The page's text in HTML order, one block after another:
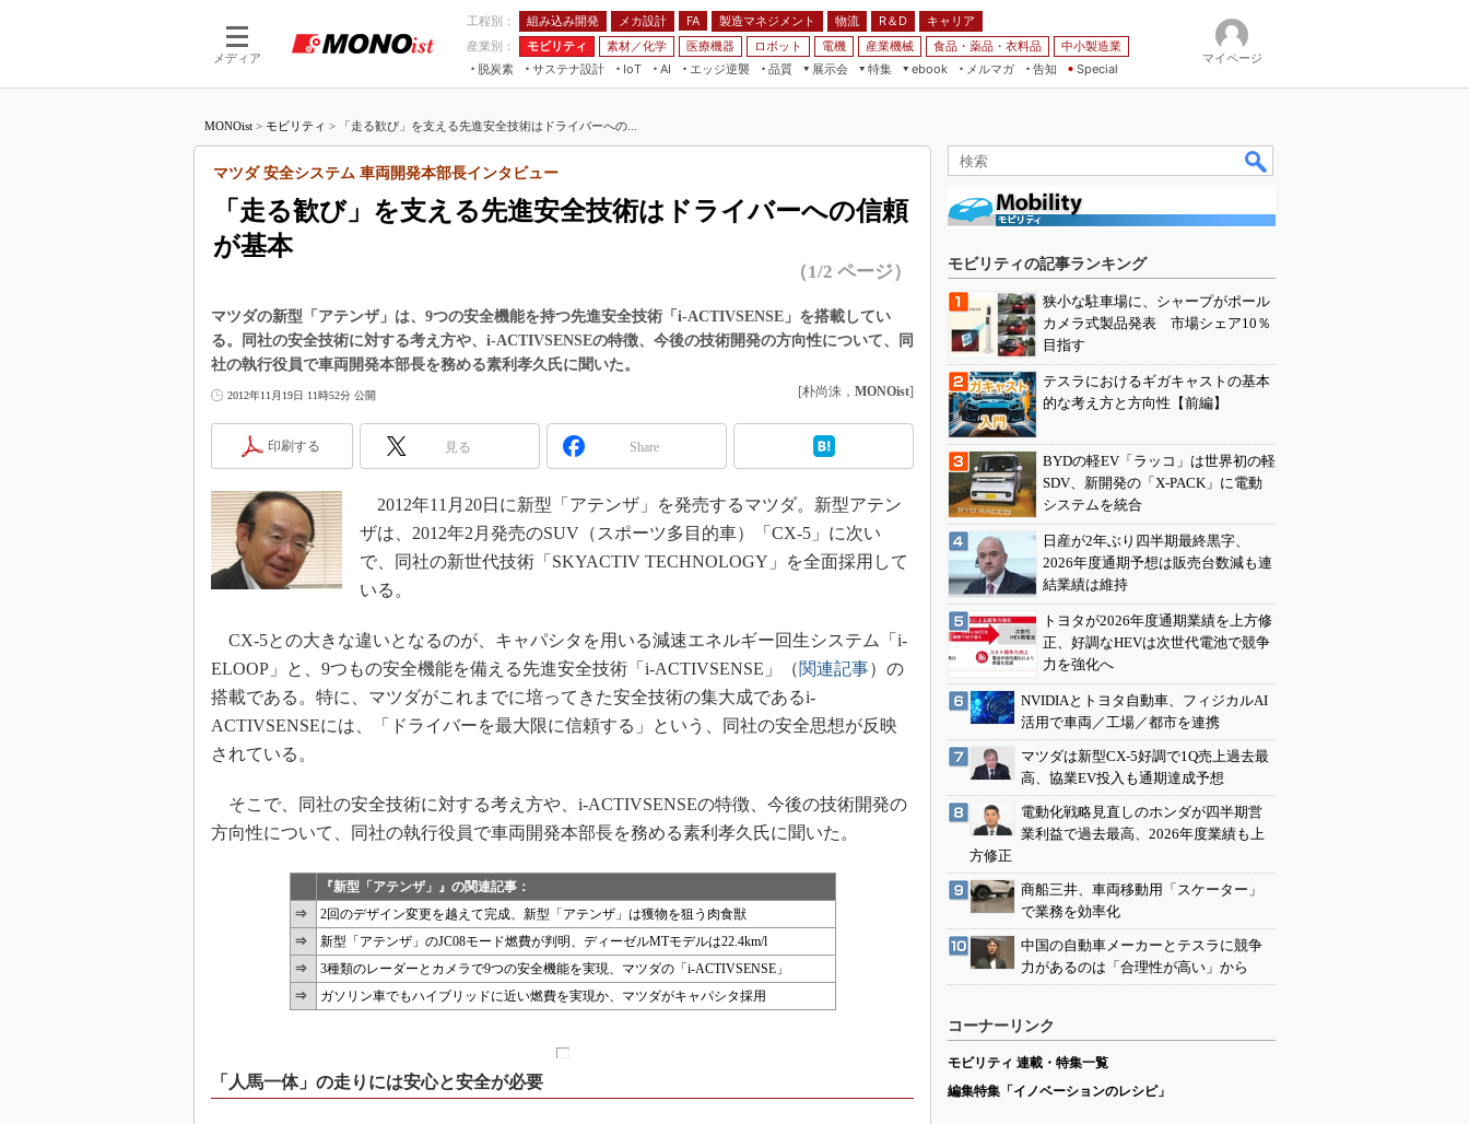
メディア
工程別： 組み込み開発 メカ設計 FA 製造マネジメント 物流 R＆D
キャリア
産業別：
モビリティ 素材／化学 医療機器 ロボット 電機 産業機械 食品・薬品・衣料品
中小製造業
脱炭素
サステナ設計
IoT
つながる工場
つながるサービス
AI
AI×設備保全
Physical AI
エッジ逆襲 品質
展示会
JIMTOF
IIFES
TECHNO-FRONTIER
人テク展
日本ものづくりワールド
産業オープンネット展
特集
フィールドサービス
組み込みモデリング
無償設計ツール
3Dプリンタ
デジタルツインとCAE
S＆OP
イノベーション
製造業ビッグデータ
メイドインジャパン
植物工場
海外生産
グローバル設計・開発
制御セキュリティ
新型コロナへの対応
ebook
モビリティ
メルマガ
告知 Special
マイページ
MONOist > モビリティ > 「走る歓び」を支える先進安全技術はドライバーへの...
「走る歓び」を支える先進安全技術はドライバーへの信頼
が基本
マツダ 安全システム 車両開発本部長インタビュー
（1/2 ページ）
マツダの新型「アテンザ」は、9つの安全機能を持つ先進安全技術「i-ACTIVSENSE」を搭載してい
る。同社の安全技術に対する考え方や、i-ACTIVSENSEの特徴、今後の技術開発の方向性について、同
社の執行役員で車両開発本部長を務める素利孝久氏に聞いた。
2012年11月19日 11時52分 公開 [朴尚洙， MONOist]
印刷する 見る Share
2012年11月20日に新型「アテンザ」を発売するマツダ。新型アテン
ザは、2012年2月発売のSUV（スポーツ多目的車）「CX-5」に次い
で、同社の新世代技術「SKYACTIV TECHNOLOGY」を全面採用して
いる。
CX-5との大きな違いとなるのが、キャパシタを用いる減速エネルギー回生システム「i-
ELOOP」と、9つもの安全機能を備える先進安全技術「i-ACTIVSENSE」（関連記事）の
搭載である。特に、マツダがこれまでに培ってきた安全技術の集大成であるi-
ACTIVSENSEには、「ドライバーを最大限に信頼する」という、同社の安全思想が反映
されている。
そこで、同社の安全技術に対する考え方や、i-ACTIVSENSEの特徴、今後の技術開発の
方向性について、同社の執行役員で車両開発本部長を務める素利孝久氏に聞いた。
『新型「アテンザ」』の関連記事：
⇒
2回のデザイン変更を越えて完成、新型「アテンザ」は獲物を狙う肉食獣
⇒
新型「アテンザ」のJC08モード燃費が判明、ディーゼルMTモデルは22.4km/l
⇒
3種類のレーダーとカメラで9つの安全機能を実現、マツダの「i-ACTIVSENSE」
⇒
ガソリン車でもハイブリッドに近い燃費を実現か、マツダがキャパシタ採用
「人馬一体」の走りには安心と安全が必要
モビリティの記事ランキング
狭小な駐車場に、シャープがポール
カメラ式製品発表 市場シェア10％
目指す
テスラにおけるギガキャストの基本
的な考え方と方向性【前編】
BYDの軽EV「ラッコ」は世界初の軽
SDV、新開発の「X-PACK」に電動
システムを統合
日産が2年ぶり四半期最終黒字、
2026年度通期予想は販売台数減も連
結業績は維持
トヨタが2026年度通期業績を上方修
正、好調なHEVは次世代電池で競争
力を強化へ
NVIDIAとトヨタ自動車、フィジカルAI
活用で車両／工場／都市を連携
マツダは新型CX-5好調で1Q売上過去最
高、協業EV投入も通期達成予想
電動化戦略見直しのホンダが四半期営
業利益で過去最高、2026年度業績も上
方修正
商船三井、車両移動用「スケーター」
で業務を効率化
中国の自動車メーカーとテスラに競争
力があるのは「合理性が高い」から
コーナーリンク
モビリティ 連載・特集一覧
編集特集「イノベーションのレシピ」